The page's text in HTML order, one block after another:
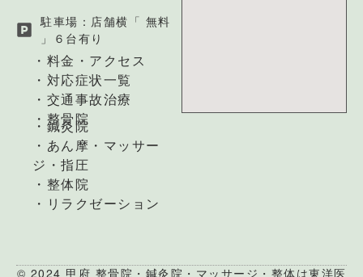
駐車場：店舗横「 無料
」６台有り
・料金・アクセス
・対応症状一覧
・交通事故治療
・整骨院
・鍼灸院
・あん摩・マッサー
ジ・指圧
・整体院
・リラクゼーション
© 2024 甲府 整骨院・鍼灸院・マッサージ・整体は東洋医